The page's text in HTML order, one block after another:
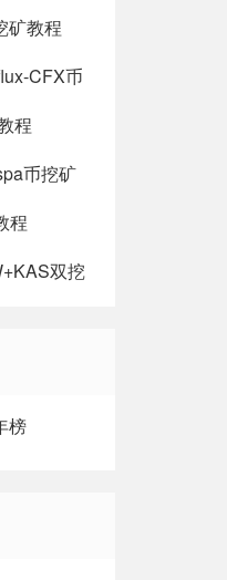
矿教程
CFX币
程
币挖矿
程
双挖
榜